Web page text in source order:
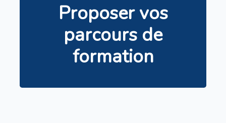
Proposer vos
parcours de
formation